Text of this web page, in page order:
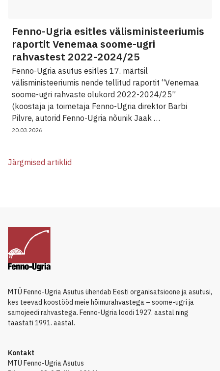
Fenno-Ugria esitles välisministeeriumis
raportit Venemaa soome-ugri
rahvastest 2022-2024/25
Fenno-Ugria asutus esitles 17. märtsil
välisministeeriumis nende tellitud raportit “Venemaa
soome-ugri rahvaste olukord 2022-2024/25”
(koostaja ja toimetaja Fenno-Ugria direktor Barbi
Pilvre, autorid Fenno-Ugria nõunik Jaak …
20.03.2026
Järgmised artiklid
MTÜ Fenno-Ugria Asutus ühendab Eesti organisatsioone ja asutusi,
kes teevad koostööd meie hõimurahvastega – soome-ugri ja
samojeedi rahvastega. Fenno-Ugria loodi 1927. aastal ning
taastati 1991. aastal.
Kontakt
MTÜ Fenno-Ugria Asutus